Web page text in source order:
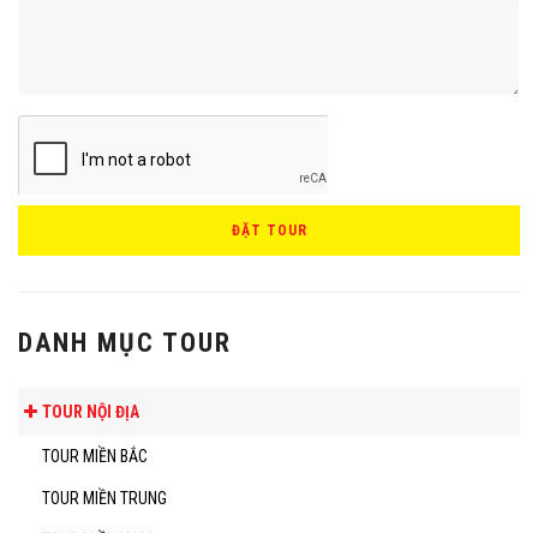
ĐẶT TOUR
DANH MỤC TOUR
TOUR NỘI ĐỊA
TOUR MIỀN BẮC
TOUR MIỀN TRUNG